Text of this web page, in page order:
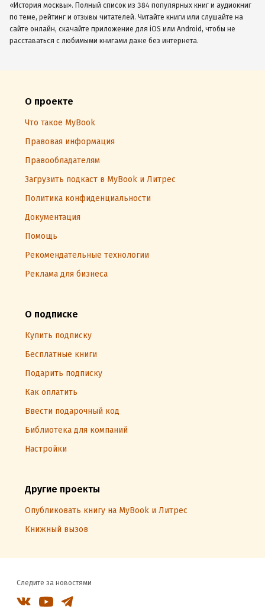
«История москвы». Полный список из 384 популярных книг и аудиокниг
по теме, рейтинг и отзывы читателей. Читайте книги или слушайте на
сайте онлайн, скачайте приложение для iOS или Android, чтобы не
расставаться с любимыми книгами даже без интернета.
О проекте
Что такое MyBook
Правовая информация
Правообладателям
Загрузить подкаст в MyBook и Литрес
Политика конфиденциальности
Документация
Помощь
Рекомендательные технологии
Реклама для бизнеса
О подписке
Купить подписку
Бесплатные книги
Подарить подписку
Как оплатить
Ввести подарочный код
Библиотека для компаний
Настройки
Другие проекты
Опубликовать книгу на MyBook и Литрес
Книжный вызов
Следите за новостями